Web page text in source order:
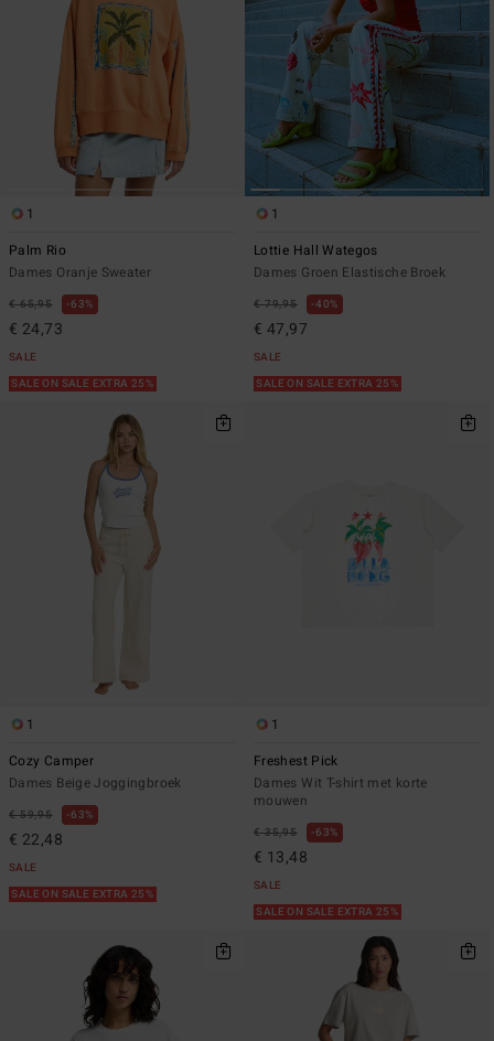
1
Palm Rio
Dames Oranje Sweater
€ 65,95 63%
€ 24,73
SALE
SALE ON SALE EXTRA 25%
1
Lottie Hall Wategos
Dames Groen Elastische Broek
€ 79,95 40%
€ 47,97
SALE
SALE ON SALE EXTRA 25%
1
Cozy Camper
Dames Beige Joggingbroek
€ 59,95 63%
€ 22,48
SALE
SALE ON SALE EXTRA 25%
1
Freshest Pick
Dames Wit T-shirt met korte
mouwen
€ 35,95 63%
€ 13,48
SALE
SALE ON SALE EXTRA 25%